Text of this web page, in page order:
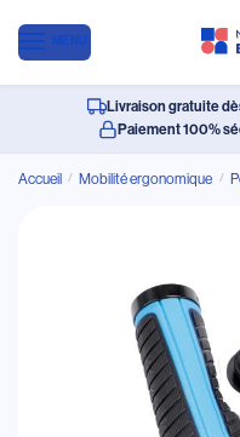
MENU
Livraison gratuite
Paiement 100%
Accueil / Mobilité ergonomique /